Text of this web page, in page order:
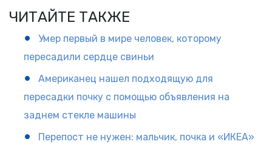
ЧИТАЙТЕ ТАКЖЕ
Умер первый в мире человек, которому
пересадили сердце свиньи
Американец нашел подходящую для
пересадки почку с помощью объявления на
заднем стекле машины
Перепост не нужен: мальчик, почка и «ИКЕА»